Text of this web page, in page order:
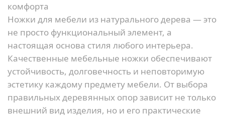
комфорта
Ножки для мебели из натурального дерева — это
не просто функциональный элемент, а
настоящая основа стиля любого интерьера.
Качественные мебельные ножки обеспечивают
устойчивость, долговечность и неповторимую
эстетику каждому предмету мебели. От выбора
правильных деревянных опор зависит не только
внешний вид изделия, но и его практические